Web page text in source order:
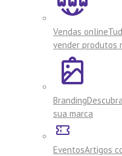
Vendas online
vender produtos
Branding
sua marca
EventosArtigos